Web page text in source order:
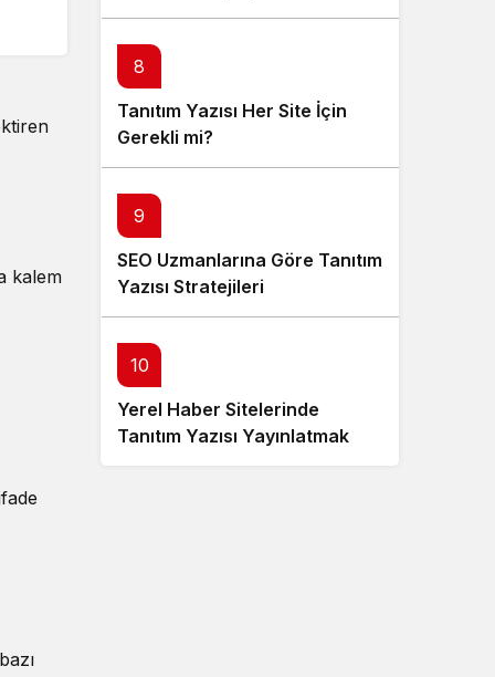
kalem
8
Tanıtım Yazısı Her Site İçin
Gerekli mi?
9
SEO Uzmanlarına Göre Tanıtım
Yazısı Stratejileri
10
Yerel Haber Sitelerinde
Tanıtım Yazısı Yayınlatmak